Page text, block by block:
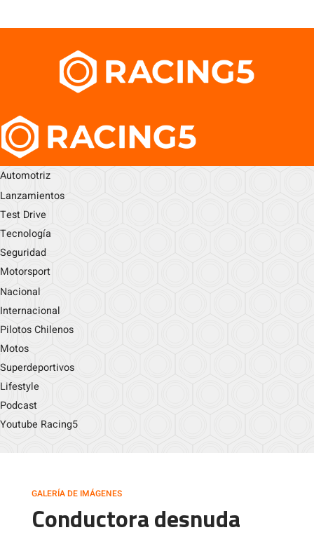
Automotriz
Lanzamientos
Test Drive
Tecnología
Seguridad
Motorsport
Nacional
Internacional
Pilotos Chilenos
Motos
Superdeportivos
Lifestyle
Podcast
Youtube Racing5
GALERÍA DE IMÁGENES
Conductora desnuda